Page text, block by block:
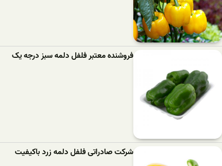
فروشنده معتبر فلفل دلمه سبز درجه یک
شرکت صادراتی فلفل دلمه زرد باکیفیت